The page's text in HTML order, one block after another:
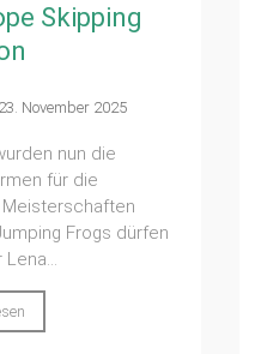
Skipping
23. November 2025
nun die
für die
Frogs dürfen